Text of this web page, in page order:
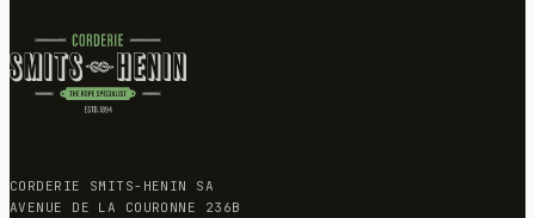
CORDERIE SMITS-HENIN SA
AVENUE DE LA COURONNE 236B